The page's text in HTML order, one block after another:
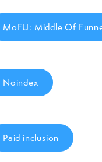
MoFU: Middle Of
Noindex
Paid inclusion